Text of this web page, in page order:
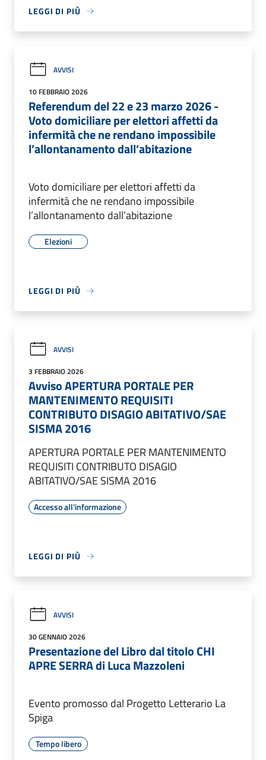
LEGGI DI PIÙ
AVVISI
10 FEBBRAIO 2026
Referendum del 22 e 23 marzo 2026 -
Voto domiciliare per elettori affetti da
infermità che ne rendano impossibile
l’allontanamento dall’abitazione
Voto domiciliare per elettori affetti da
infermità che ne rendano impossibile
l’allontanamento dall’abitazione
Elezioni
LEGGI DI PIÙ
AVVISI
3 FEBBRAIO 2026
Avviso APERTURA PORTALE PER
MANTENIMENTO REQUISITI
CONTRIBUTO DISAGIO ABITATIVO/SAE
SISMA 2016
APERTURA PORTALE PER MANTENIMENTO
REQUISITI CONTRIBUTO DISAGIO
ABITATIVO/SAE SISMA 2016
Accesso all'informazione
LEGGI DI PIÙ
AVVISI
30 GENNAIO 2026
Presentazione del Libro dal titolo CHI
APRE SERRA di Luca Mazzoleni
Evento promosso dal Progetto Letterario La
Spiga
Tempo libero